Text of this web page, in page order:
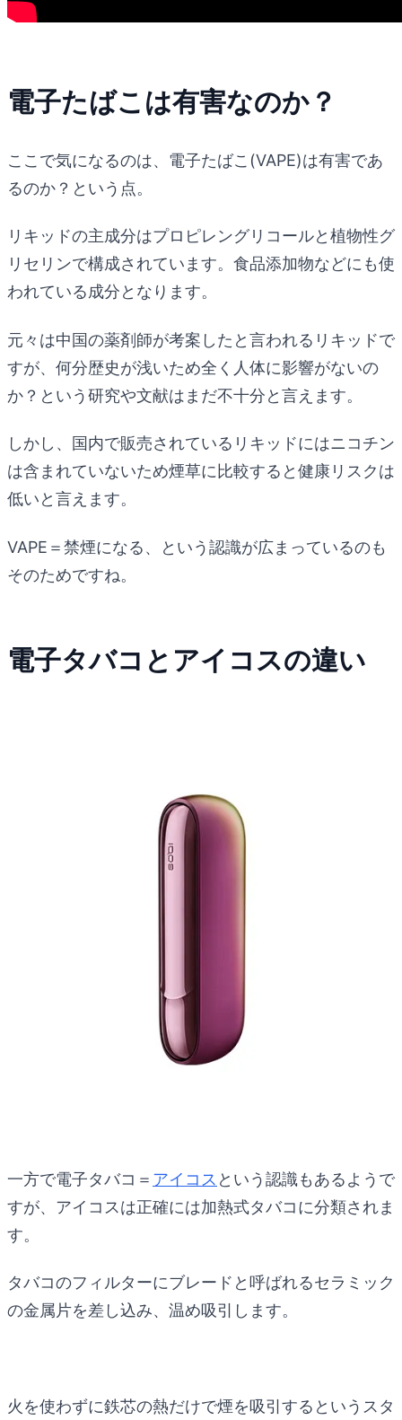
電子たばこは有害なのか？
ここで気になるのは、電子たばこ(VAPE)は有害であ
るのか？という点。
リキッドの主成分はプロピレングリコールと植物性グ
リセリンで構成されています。食品添加物などにも使
われている成分となります。
元々は中国の薬剤師が考案したと言われるリキッドで
すが、何分歴史が浅いため全く人体に影響がないの
か？という研究や文献はまだ不十分と言えます。
しかし、国内で販売されているリキッドにはニコチン
は含まれていないため煙草に比較すると健康リスクは
低いと言えます。
VAPE＝禁煙になる、という認識が広まっているのも
そのためですね。
電子タバコとアイコスの違い
一方で電子タバコ＝ アイコス という認識もあるようで
すが、アイコスは正確には加熱式タバコに分類されま
す。
タバコのフィルターにブレードと呼ばれるセラミック
の金属片を差し込み、温め吸引します。
火を使わずに鉄芯の熱だけで煙を吸引するというスタ